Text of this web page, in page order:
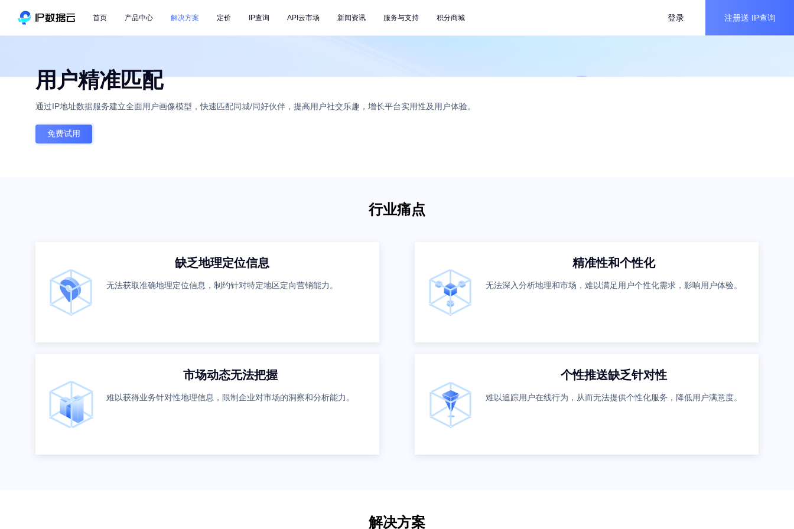
首页 产品中心 解决方案 定价 IP查询 API云市场 新闻资讯 服务与支持 积分商城 登录 注册送 IP查询
用户精准匹配
通过IP地址数据服务建立全面用户画像模型，快速匹配同城/同好伙伴，提高用户社交乐趣，增长平台实用性及用户体验。
免费试用
行业痛点
缺乏地理定位信息
无法获取准确地理定位信息，制约针对特定地区定向营销能力。
精准性和个性化
无法深入分析地理和市场，难以满足用户个性化需求，影响用户体验。
市场动态无法把握
难以获得业务针对性地理信息，限制企业对市场的洞察和分析能力。
个性推送缺乏针对性
难以追踪用户在线行为，从而无法提供个性化服务，降低用户满意度。
解决方案